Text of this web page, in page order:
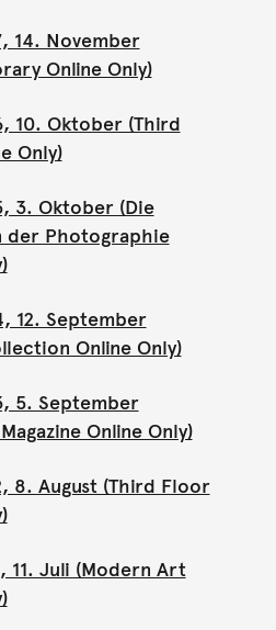
14. November
Online Only)
10. Oktober (Third
Only)
3. Oktober (Die
der Photographie
12. September
Online Only)
5. September
Online Only)
8. August (Third Floor
11. Juli (Modern Art